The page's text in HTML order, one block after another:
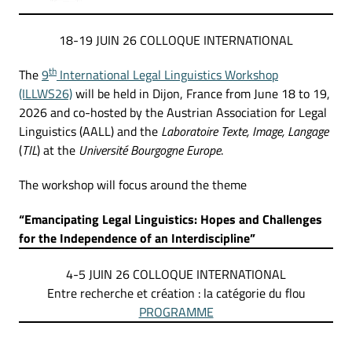
18-19 JUIN 26 COLLOQUE INTERNATIONAL
The9th International Legal Linguistics Workshop
(ILLWS26)will be held in Dijon, France from June 18 to 19,
2026 and co-hosted by the Austrian Association for Legal
Linguistics (AALL) and the Laboratoire Texte, Image, Langage
(TIL) at the Université Bourgogne Europe.
The workshop will focus around the theme
“Emancipating Legal Linguistics: Hopes and Challenges
for the Independence of an Interdiscipline”
4-5 JUIN 26 COLLOQUE INTERNATIONAL
Entre recherche et création : la catégorie du flou
PROGRAMME